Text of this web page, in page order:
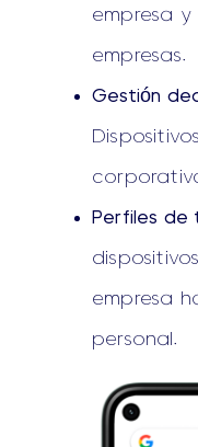
empresa y
empresas.
Gestión
Perfiles de
empresa
personal.